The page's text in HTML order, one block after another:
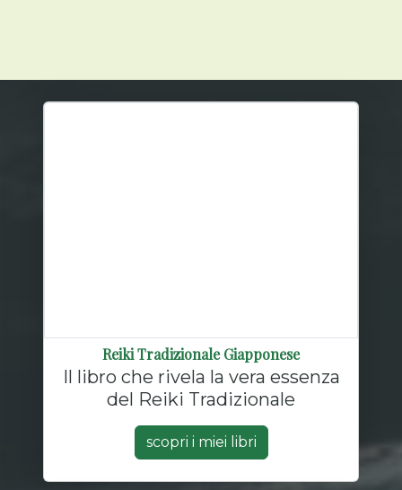
Reiki Tradizionale Giapponese
Il libro che rivela la vera essenza
del Reiki Tradizionale
scopri i miei libri